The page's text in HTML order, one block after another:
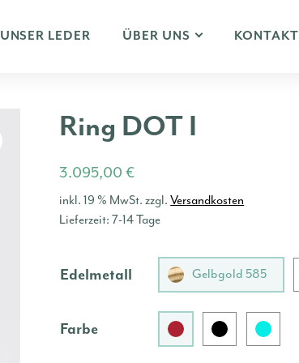
UNSER LEDER ÜBER UNS KONTAKT
Ring DOT I
3.095,00€
inkl. 19 % MwSt. zzgl.Versandkosten
Lieferzeit:7-14 Tage
Edelmetall Gelbgold 585
Farbe